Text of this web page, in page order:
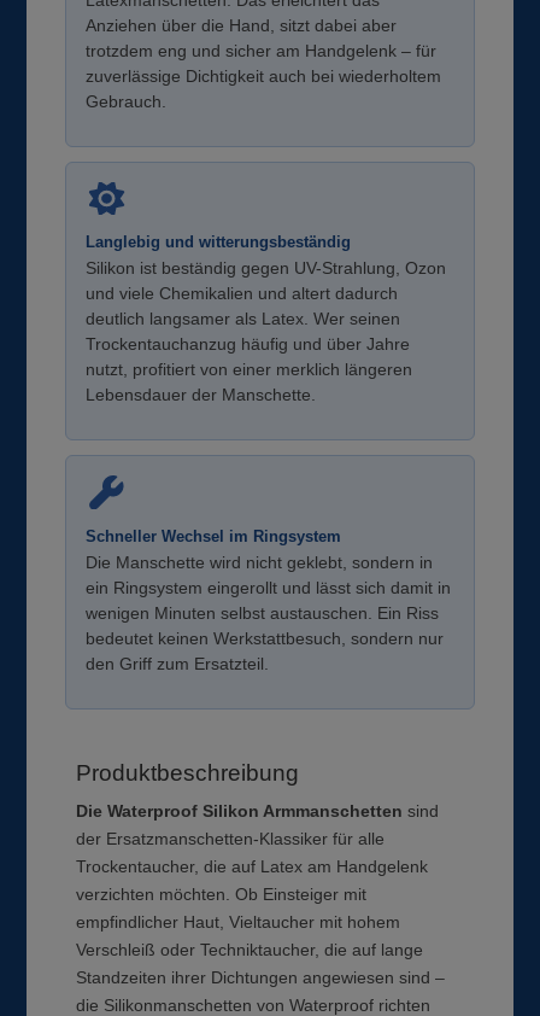
Anziehen über die Hand, sitzt dabei aber
trotzdem eng und sicher am Handgelenk – für
zuverlässige Dichtigkeit auch bei wiederholtem
Gebrauch.
Langlebig und witterungsbeständig
Silikon ist beständig gegen UV-Strahlung, Ozon
und viele Chemikalien und altert dadurch
deutlich langsamer als Latex. Wer seinen
Trockentauchanzug häufig und über Jahre
nutzt, profitiert von einer merklich längeren
Lebensdauer der Manschette.
Schneller Wechsel im Ringsystem
Die Manschette wird nicht geklebt, sondern in
ein Ringsystem eingerollt und lässt sich damit in
wenigen Minuten selbst austauschen. Ein Riss
bedeutet keinen Werkstattbesuch, sondern nur
den Griff zum Ersatzteil.
Produktbeschreibung
Die Waterproof Silikon Armmanschetten sind
der Ersatzmanschetten-Klassiker für alle
Trockentaucher, die auf Latex am Handgelenk
verzichten möchten. Ob Einsteiger mit
empfindlicher Haut, Vieltaucher mit hohem
Verschleiß oder Techniktaucher, die auf lange
Standzeiten ihrer Dichtungen angewiesen sind –
die Silikonmanschetten von Waterproof richten